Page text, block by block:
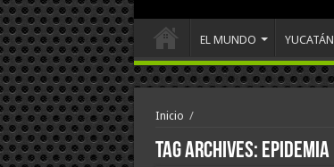
EL MUNDO YUCATÁN
Inicio /
Tag Archives: epidemia